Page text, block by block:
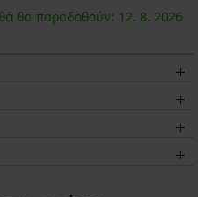
θα παραδοθούν: 12. 8. 2026